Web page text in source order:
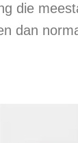
die
dan